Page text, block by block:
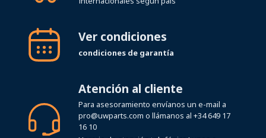
condiciones de garantía
Para asesoramiento envíanos un e-mail a
pro@uwparts.com o llámanos al
16 10
Horario de atención telefónica Lunes a
Viernes de 08:00 a 19:00